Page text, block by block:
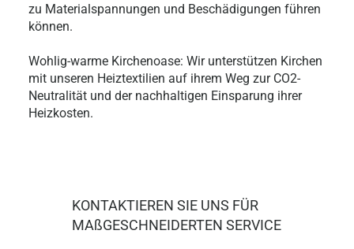
zu Materialspannungen und Beschädigungen führen
können.
Wohlig-warme Kirchenoase: Wir unterstützen Kirchen
mit unseren Heiztextilien auf ihrem Weg zur CO2-
Neutralität und der nachhaltigen Einsparung ihrer
Heizkosten.
KONTAKTIEREN SIE UNS FÜR
MAßGESCHNEIDERTEN SERVICE